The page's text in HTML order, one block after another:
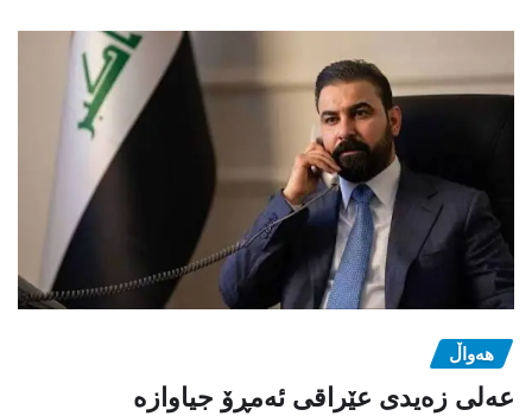
هەواڵ
عەلی زەیدی عێراقی ئەمڕۆ جیاوازە